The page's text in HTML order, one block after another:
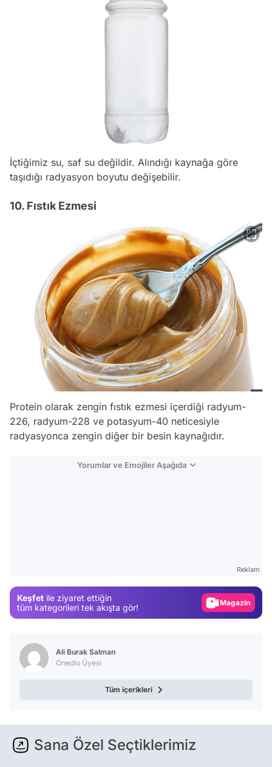
İçtiğimiz su, saf su değildir. Alındığı kaynağa göre
taşıdığı radyasyon boyutu değişebilir.
10. Fıstık Ezmesi
Protein olarak zengin fıstık ezmesi içerdiği radyum-
226, radyum-228 ve potasyum-40 neticesiyle
radyasyonca zengin diğer bir besin kaynağıdır.
Yorumlar ve Emojiler Aşağıda
Reklam
Keşfet ile ziyaret ettiğin
tüm kategorileri tek akışta gör!
Magazin
Ali Burak Salman
Onedio Üyesi
Tüm içerikleri
Sana Özel Seçtiklerimiz